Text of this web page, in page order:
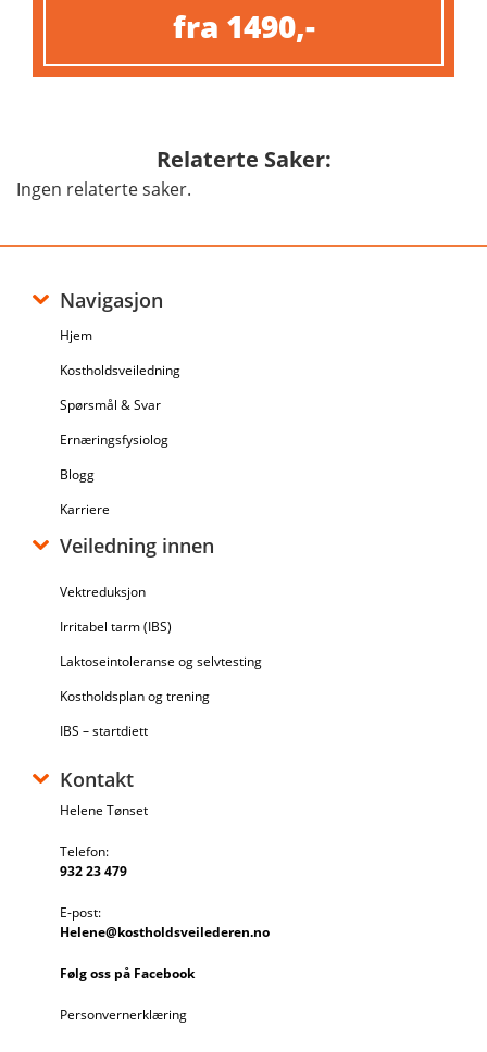
fra 1490,-
Relaterte Saker:
Ingen relaterte saker.
Navigasjon
Hjem
Kostholdsveiledning
Spørsmål & Svar
Ernæringsfysiolog
Blogg
Karriere
Veiledning innen
Vektreduksjon
Irritabel tarm (IBS)
Laktoseintoleranse og selvtesting
Kostholdsplan og trening
IBS – startdiett
Kontakt
Helene Tønset
Telefon:
932 23 479
E-post:
Helene@kostholdsveilederen.no
Følg oss på Facebook
Personvernerklæring